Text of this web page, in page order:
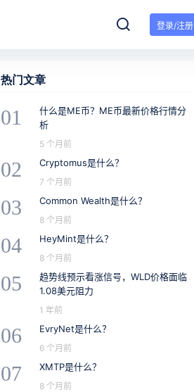
登录/注册
热门文章
01
什么是ME币？ME币最新价格行情分
析
5 个月前
02 Cryptomus是什么？
7 个月前
03 Common Wealth是什么？
8 个月前
04 HeyMint是什么？
8 个月前
05
趋势线预示看涨信号，WLD价格面临
1.08美元阻力
1 年前
06 EvryNet是什么？
6 个月前
07 XMTP是什么？
8 个月前